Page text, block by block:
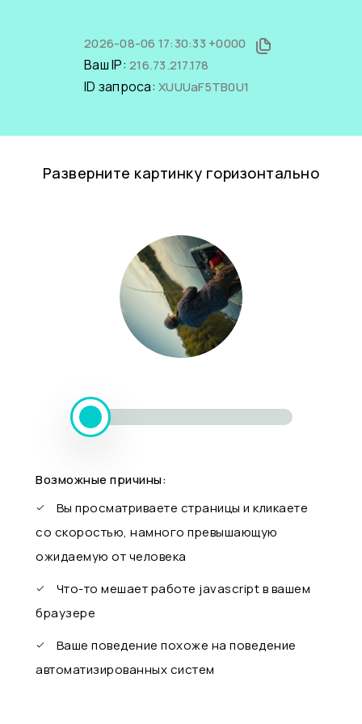
2026-08-06 17:30:33 +0000
Ваш IP: 216.73.217.178
ID запроса: XUUUaF5TB0U1
Разверните картинку горизонтально
Возможные причины:
Вы просматриваете страницы и кликаете
со скоростью, намного превышающую
ожидаемую от человека
Что-то мешает работе javascript в вашем
браузере
Ваше поведение похоже на поведение
автоматизированных систем